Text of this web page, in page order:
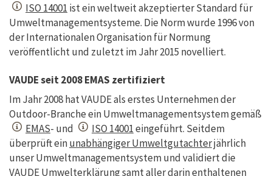
ISO 14001 ist ein weltweit akzeptierter Standard für
Umweltmanagementsysteme. Die Norm wurde 1996 von
der Internationalen Organisation für Normung
veröffentlicht und zuletzt im Jahr 2015 novelliert.
VAUDE seit 2008 EMAS zertifiziert
Im Jahr 2008 hat VAUDE als erstes Unternehmen der
Outdoor-Branche ein Umweltmanagementsystem gemäß
EMAS- und ISO 14001eingeführt. Seitdem
überprüft einunabhängiger Umweltgutachterjährlich
unser Umweltmanagementsystem und validiert die
VAUDE Umwelterklärung samt aller darin enthaltenen